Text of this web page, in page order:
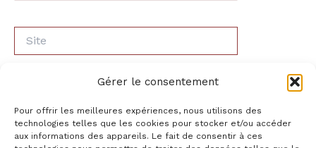
Gérer le consentement
Pour offrir les meilleures expériences, nous utilisons des
technologies telles que les cookies pour stocker et/ou accéder
aux informations des appareils. Le fait de consentir à ces
Ce site utilise Akismet pour réduire les indésirables.